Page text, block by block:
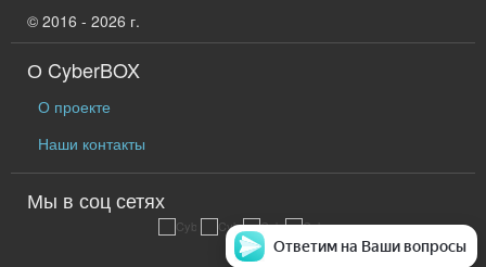
© 2016 - 2026 г.
О CyberBOX
О проекте
Наши контакты
Мы в соц сетях
Ответим на Ваши вопросы